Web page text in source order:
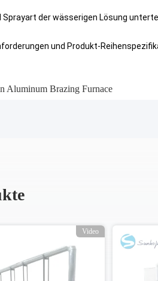
der wässerigen Lösung
und Produkt-
Aluminum Brazing Furnace
Video